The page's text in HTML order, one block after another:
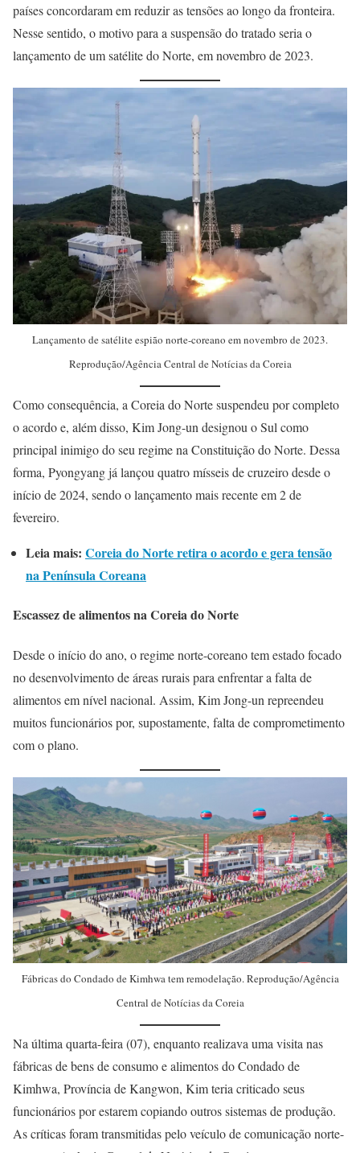
países concordaram em reduzir as tensões ao longo da fronteira.
Nesse sentido, o motivo para a suspensão do tratado seria o
lançamento de um satélite do Norte, em novembro de 2023.
Lançamento de satélite espião norte-coreano em novembro de 2023.
Reprodução/Agência Central de Notícias da Coreia
Como consequência, a Coreia do Norte suspendeu por completo
o acordo e, além disso, Kim Jong-un designou o Sul como
principal inimigo do seu regime na Constituição do Norte. Dessa
forma, Pyongyang já lançou quatro mísseis de cruzeiro desde o
início de 2024, sendo o lançamento mais recente em 2 de
fevereiro.
Leia mais: Coreia do Norte retira o acordo e gera tensão
na Península Coreana
Escassez de alimentos na Coreia do Norte
Desde o início do ano, o regime norte-coreano tem estado focado
no desenvolvimento de áreas rurais para enfrentar a falta de
alimentos em nível nacional. Assim, Kim Jong-un repreendeu
muitos funcionários por, supostamente, falta de comprometimento
com o plano.
Fábricas do Condado de Kimhwa tem remodelação. Reprodução/Agência
Central de Notícias da Coreia
Na última quarta-feira (07), enquanto realizava uma visita nas
fábricas de bens de consumo e alimentos do Condado de
Kimhwa, Província de Kangwon, Kim teria criticado seus
funcionários por estarem copiando outros sistemas de produção.
As críticas foram transmitidas pelo veículo de comunicação norte-